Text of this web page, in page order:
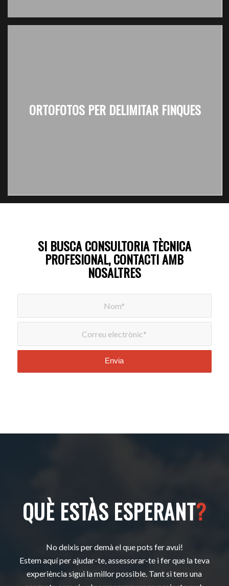
ORTOFOTOS PER DELIMITAR FINQUES
SI BUSCA CONSULTORIA TÈCNICA
PROFESIONAL, CONTACTI AMB
NOSALTRES
QUÈ ESTÀS ESPERANT?
No deixis per demà el que pots fer avui!
Estem aquí per ajudar-te, assessorar-te i fer que la teva
experiència sigui la millor possible. Tant si tens una